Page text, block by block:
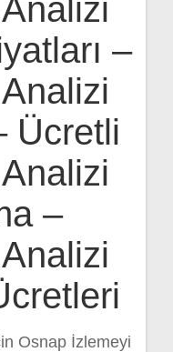
–
Ücretli
–
Osnap İzlemeyi